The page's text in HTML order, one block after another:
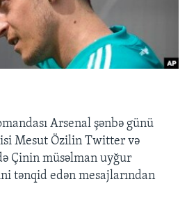
Arsenal şənbə günü
Mesut Özilin Twitter və
Çinin müsəlman uyğur
tənqid edən mesajlarından